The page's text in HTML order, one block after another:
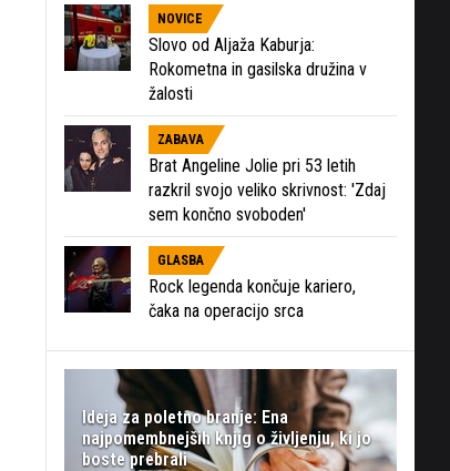
NOVICE
Slovo od Aljaža Kaburja:
Rokometna in gasilska družina v
žalosti
ZABAVA
Brat Angeline Jolie pri 53 letih
razkril svojo veliko skrivnost: 'Zdaj
sem končno svoboden'
GLASBA
Rock legenda končuje kariero,
čaka na operacijo srca
Ideja za poletno branje: Ena
najpomembnejših knjig o življenju, ki jo
boste prebrali